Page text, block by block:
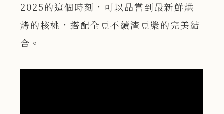
2025的這個時刻，可以品嘗到最新鮮烘
烤的核桃，搭配全豆不續渣豆漿的完美結
合。